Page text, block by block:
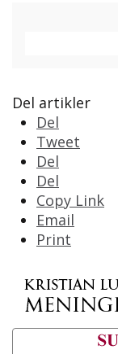
Del artikler
Del
Tweet
Del
Del
Copy Link
Email
Print